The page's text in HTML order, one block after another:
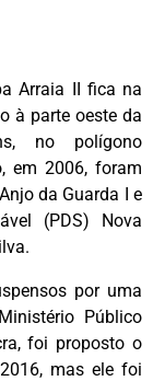
Arraia II fica na
à parte oeste da
no polígono
em 2006, foram
da Guarda I e
(PDS) Nova
por uma
Público
foi proposto o
mas ele foi